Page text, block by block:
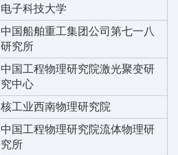
电子科技大学
中国船舶重工集团公司第七一八
研究所
中国工程物理研究院激光聚变研
究中心
核工业西南物理研究院
中国工程物理研究院流体物理研
究所